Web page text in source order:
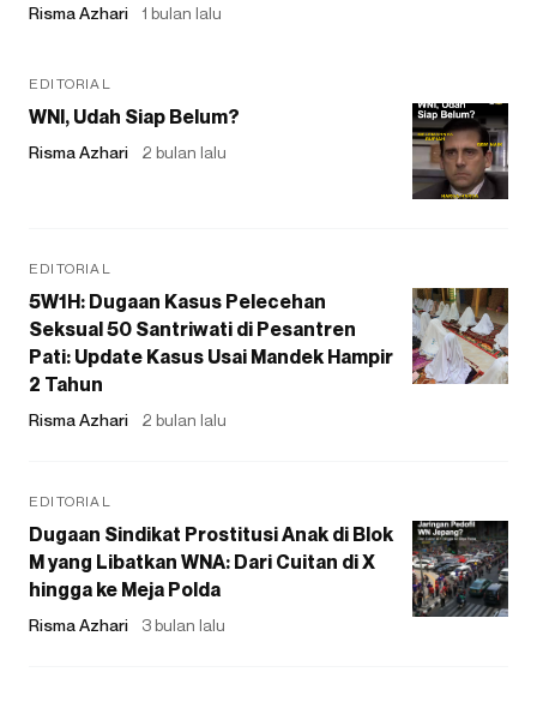
Risma Azhari 1 bulan lalu
EDITORIAL
WNI, Udah Siap Belum?
Risma Azhari 2 bulan lalu
EDITORIAL
5W1H: Dugaan Kasus Pelecehan
Seksual 50 Santriwati di Pesantren
Pati: Update Kasus Usai Mandek Hampir
2 Tahun
Risma Azhari 2 bulan lalu
EDITORIAL
Dugaan Sindikat Prostitusi Anak di Blok
M yang Libatkan WNA: Dari Cuitan di X
hingga ke Meja Polda
Risma Azhari 3 bulan lalu